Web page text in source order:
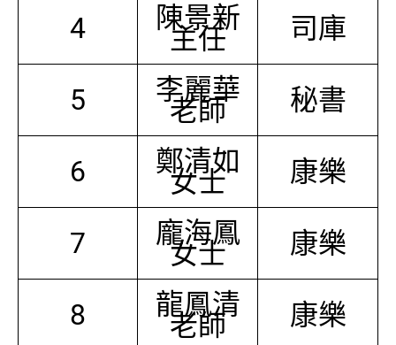
4 陳景新
主任 司庫
5 李麗華
老師 秘書
6 鄭清如
女士 康樂
7 龐海鳳
女士 康樂
8 龍鳳清
老師 康樂